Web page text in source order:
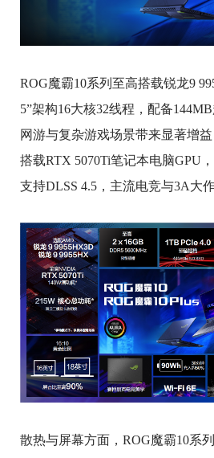
ROG魔霸10系列至高搭载锐龙9
5”架构16大核32线程，配备
网游与复杂游戏场景带来显著增
搭载RTX 5070Ti笔记本电脑GPU
支持DLSS 4.5，主流电竞与3A大
散热与屏幕方面，ROG魔霸10系